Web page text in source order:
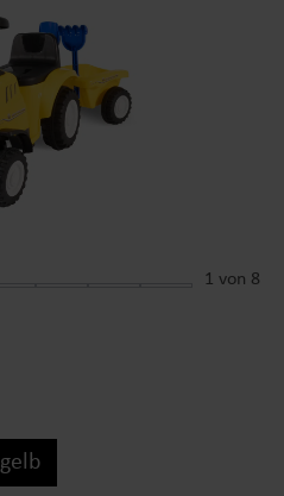
1 von 8
gelb